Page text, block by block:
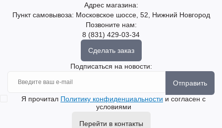
Адрес магазина:
Пункт самовывоза: Московское шоссе, 52, Нижний Новгород
Позвоните нам:
8 (831) 429-03-34
Сделать заказ
Подписаться на новости:
Отправить
Я прочитал Политику конфиденциальности и согласен с
условиями
Перейти в контакты